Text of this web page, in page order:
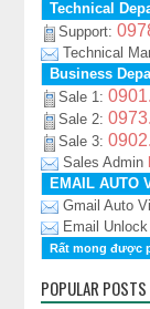
Technical
Support:
Technical
Business
Sale 1:
Sale 2:
Sale 3:
Sales Admin
EMAIL AUTO
Gmail Auto
Email
Rất mong được
POPULAR